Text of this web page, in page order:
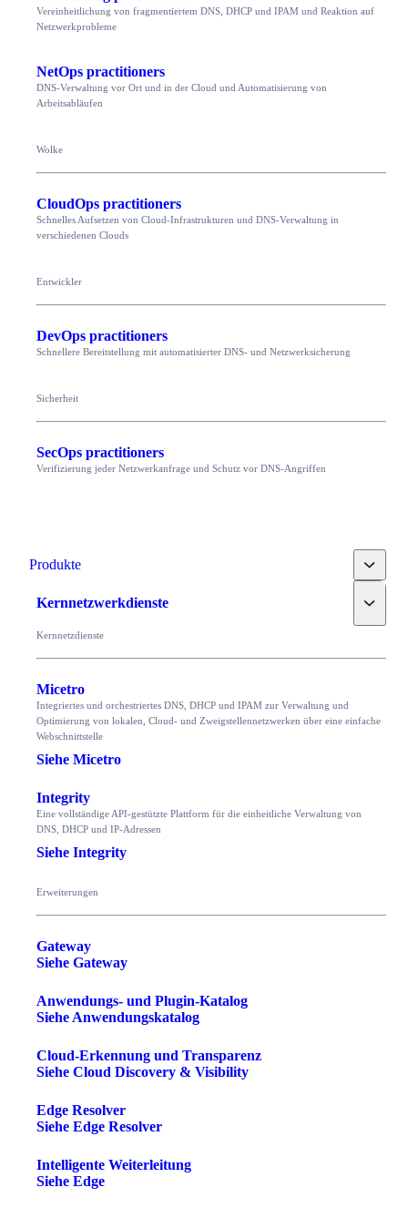
Vereinheitlichung von fragmentiertem DNS, DHCP und IPAM und Reaktion auf
Netzwerkprobleme
NetOps practitioners
DNS-Verwaltung vor Ort und in der Cloud und Automatisierung von
Arbeitsabläufen
Wolke
CloudOps practitioners
Schnelles Aufsetzen von Cloud-Infrastrukturen und DNS-Verwaltung in
verschiedenen Clouds
Entwickler
DevOps practitioners
Schnellere Bereitstellung mit automatisierter DNS- und Netzwerksicherung
Sicherheit
SecOps practitioners
Verifizierung jeder Netzwerkanfrage und Schutz vor DNS-Angriffen
Produkte Toggle
Kernnetzwerkdienste Toggle
Kernnetzdienste
Micetro
Integriertes und orchestriertes DNS, DHCP und IPAM zur Verwaltung und
Optimierung von lokalen, Cloud- und Zweigstellennetzwerken über eine einfache
Webschnittstelle
Siehe Micetro
Integrity
Eine vollständige API-gestützte Plattform für die einheitliche Verwaltung von
DNS, DHCP und IP-Adressen
Siehe Integrity
Erweiterungen
Gateway
Siehe Gateway
Anwendungs- und Plugin-Katalog
Siehe Anwendungskatalog
Cloud-Erkennung und Transparenz
Siehe Cloud Discovery & Visibility
Edge Resolver
Siehe Edge Resolver
Intelligente Weiterleitung
Siehe Edge